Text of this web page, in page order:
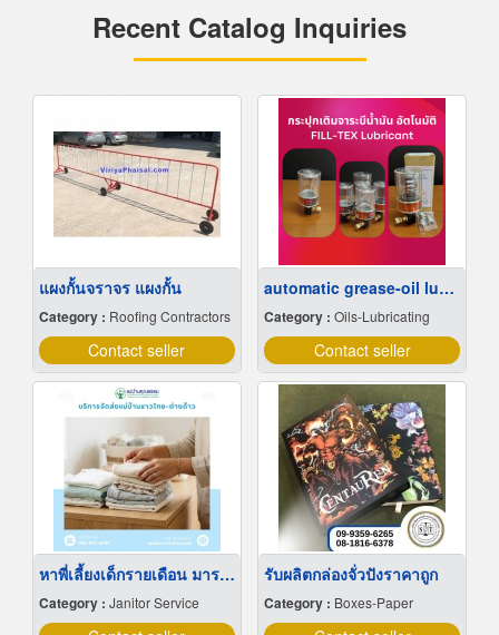
Recent Catalog Inquiries
แผงกั้นจราจร แผงกั้น
Category : Roofing Contractors
Contact seller
automatic grease-oil lubricator
Category : Oils-Lubricating
Contact seller
หาพี่เลี้ยงเด็กรายเดือน มารยาทดี
Category : Janitor Service
รับผลิตกล่องจั่วปังราคาถูก
Category : Boxes-Paper